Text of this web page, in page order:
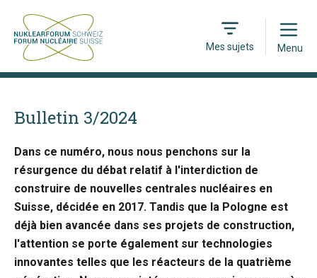
Mes sujets
Open
Menu
Bulletin 3/2024
Dans ce numéro, nous nous penchons sur la
résurgence du débat relatif à l'interdiction de
construire de nouvelles centrales nucléaires en
Suisse, décidée en 2017. Tandis que la Pologne est
déjà bien avancée dans ses projets de construction,
l'attention se porte également sur technologies
innovantes telles que les réacteurs de la quatrième